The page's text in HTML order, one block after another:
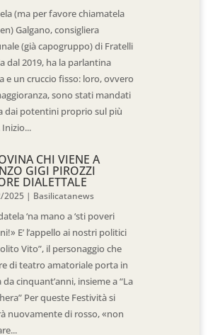
(ma per favore chiamatela
Galgano, consigliera
(già capogruppo) di Fratelli
dal 2019, ha la parlantina
e un cruccio fisso: loro, ovvero
sono stati mandati
dai potentini proprio sul più
CHI VIENE A
GIGI PIROZZI
DIALETTALE
2025 | Basilicatanews
‘na mano a ‘sti poveri
E’ l’appello ai nostri politici
Vito”, il personaggio che
di teatro amatoriale porta in
da cinquant’anni, insieme a “La
Per queste Festività si
nuovamente di rosso, «non